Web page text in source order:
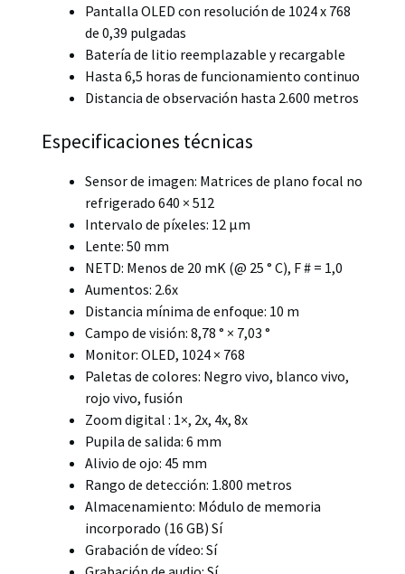
Pantalla OLED con resolución de 1024 x 768
de 0,39 pulgadas
Batería de litio reemplazable y recargable
Hasta 6,5 horas de funcionamiento continuo
Distancia de observación hasta 2.600 metros
Especificaciones técnicas
Sensor de imagen: Matrices de plano focal no
refrigerado 640 × 512
Intervalo de píxeles: 12 μm
Lente: 50 mm
NETD: Menos de 20 mK (@ 25 ° C), F # = 1,0
Aumentos: 2.6x
Distancia mínima de enfoque: 10 m
Campo de visión: 8,78 ° × 7,03 °
Monitor: OLED, 1024 × 768
Paletas de colores: Negro vivo, blanco vivo,
rojo vivo, fusión
Zoom digital : 1×, 2x, 4x, 8x
Pupila de salida: 6 mm
Alivio de ojo: 45 mm
Rango de detección: 1.800 metros
Almacenamiento: Módulo de memoria
incorporado (16 GB) Sí
Grabación de vídeo: Sí